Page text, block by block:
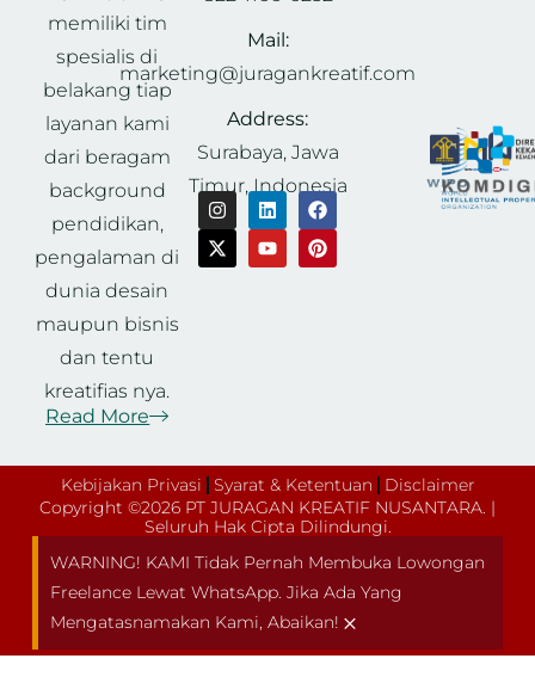
memiliki tim
spesialis di
belakang tiap
layanan kami
dari beragam
background
pendidikan,
pengalaman di
dunia desain
maupun bisnis
dan tentu
kreatifias nya.
Read More
Mail:
marketing@juragankreatif.com
Address:
Surabaya, Jawa
Timur, Indonesia
Kebijakan Privasi Syarat & Ketentuan
Disclaimer
Copyright ©2026 PT JURAGAN KREATIF NUSANTARA. |
Seluruh Hak Cipta Dilindungi.
WARNING! KAMI Tidak Pernah Membuka Lowongan
Freelance Lewat WhatsApp. Jika Ada Yang
Mengatasnamakan Kami, Abaikan! ×